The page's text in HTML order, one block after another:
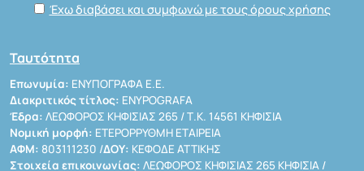
Έχω διαβάσει και συμφωνώ με τους όρους χρήσης
Ταυτότητα
Επωνυμία: ΕΝΥΠΟΓΡΑΦΑ Ε.Ε.
Διακριτικός τίτλος: ENYPOGRAFA
Έδρα: ΛΕΩΦΟΡΟΣ ΚΗΦΙΣΙΑΣ 265 / Τ.Κ. 14561 ΚΗΦΙΣΙΑ
Νομική μορφή: ΕΤΕΡΟΡΡΥΘΜΗ ΕΤΑΙΡΕΙΑ
ΑΦΜ: 803111230 /ΔΟΥ: ΚΕΦΟΔΕ ΑΤΤΙΚΗΣ
Στοιχεία επικοινωνίας: ΛΕΩΦΟΡΟΣ ΚΗΦΙΣΙΑΣ 265 ΚΗΦΙΣΙΑ /